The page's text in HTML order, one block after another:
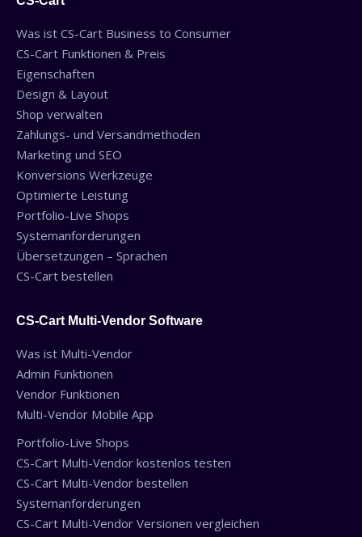
Was ist CS-Cart Business to Consumer
CS-Cart Funktionen & Preis
Eigenschaften
Design & Layout
Shop verwalten
Zahlungs- und Versandmethoden
Marketing und SEO
Konversions Werkzeuge
Optimierte Leistung
Portfolio-Live Shops
Systemanforderungen
Übersetzungen – Sprachen
CS-Cart bestellen
CS-Cart Multi-Vendor Software
Was ist Multi-Vendor
Admin Funktionen
Vendor Funktionen
Multi-Vendor Mobile App
Portfolio-Live Shops
CS-Cart Multi-Vendor kostenlos testen
CS-Cart Multi-Vendor bestellen
Systemanforderungen
CS-Cart Multi-Vendor Versionen vergleichen